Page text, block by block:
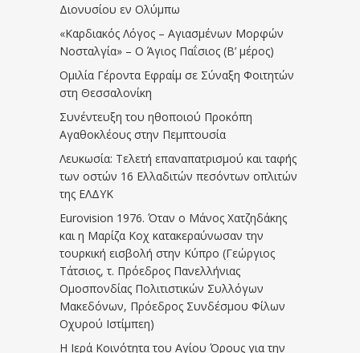
Διονυσίου εν Ολύμπω
«Καρδιακός Λόγος – Αγιασμένων Μορφών
Νοσταλγία» – Ο Άγιος Παΐσιος (Β’ μέρος)
Ομιλία Γέροντα Εφραίμ σε Σύναξη Φοιτητών
στη Θεσσαλονίκη
Συνέντευξη του ηθοποιού Προκόπη
Αγαθοκλέους στην Πεμπτουσία
Λευκωσία: Τελετή επαναπατρισμού και ταφής
των οστών 16 Ελλαδιτών πεσόντων οπλιτών
της ΕΛΔΥΚ
Eurovision 1976. Όταν ο Μάνος Χατζηδάκης
και η Μαρίζα Κοχ κατακεραύνωσαν την
τουρκική εισβολή στην Κύπρο (Γεώργιος
Τάτσιος, τ. Πρόεδρος Πανελλήνιας
Ομοσπονδίας Πολιτιστικών Συλλόγων
Μακεδόνων, Πρόεδρος Συνδέσμου Φίλων
Οχυρού Ιστίμπεη)
Η Ιερά Κοινότητα του Αγίου Όρους για την